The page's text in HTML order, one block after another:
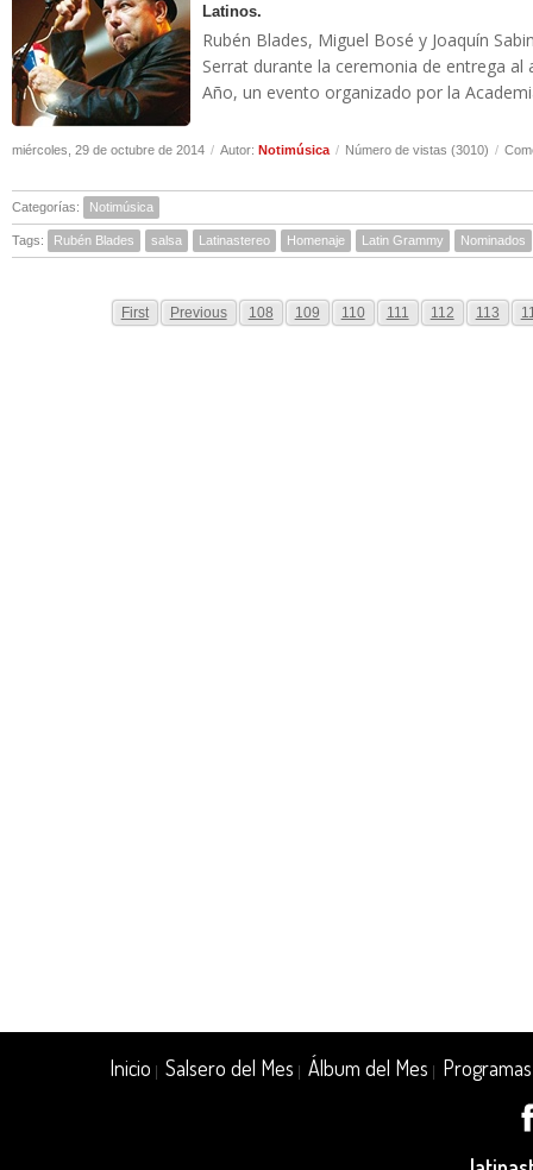
Latinos.
Rubén Blades, Miguel Bosé y Joaquín
Serrat durante la ceremonia de entrega
Año, un evento organizado por la
miércoles, 29 de octubre de 2014 / Autor: Notimúsica / Número de vistas (3010) /
Categorías: Notimúsica
Tags: Rubén Blades salsa Latinastereo Homenaje Latin Grammy Nominados
First Previous 108 109 110 111 112 113
Inicio |Salsero del Mes |Álbum del Mes Programas